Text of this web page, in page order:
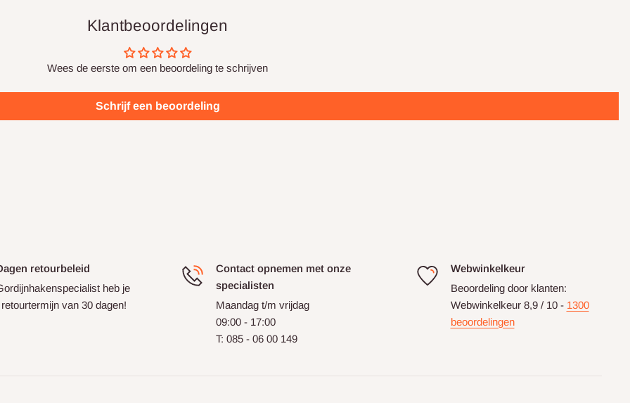
je specifieke gordijnen
voor advies op
Klantbeoordelingen
Wees de eerste om een beoordeling te schrijven
Schrijf een beoordeling
retourbeleid
heb je
van 30 dagen!
Contact opnemen met onze
specialisten
Maandag t/m vrijdag
09:00 - 17:00
T: 085 - 06 00 149
Webwinkelkeur
Beoordeling door klanten:
Webwinkelkeur 8,9 / 10 - 1300
beoordelingen